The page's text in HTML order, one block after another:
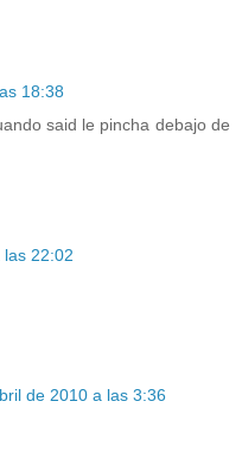
18:38
said le pincha debajo de
22:02
de 2010 a las 3:36